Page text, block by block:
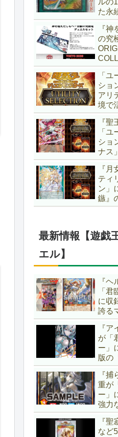
ルの
た永
差別
効
です
ド。
『
の究
3回
耐
敵！
イズ
戯王
「
ショ
アリ
境で
イク
『
ナ
ど、
～。
『
「
ショ
ナス
ーが
砕
れて
の2
てい
『
ティ
ン」
鏃』
選出
無効
穴の
最新情報【遊戯
エル】
『
「君
に収
誇る
の詳
チ
イ！
サポ
【遊
ル】
『ア
が「
ー」
版の
イク
生
タス
性も
【遊
ル】
『
重が
ー」
強力
ター
場！
ん、
『聖
など